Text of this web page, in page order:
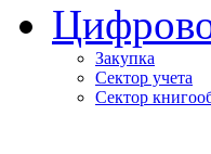
Закупка
Сектор учета
Сектор